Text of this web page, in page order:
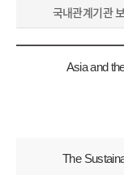
국내관계기관
Asia and
The